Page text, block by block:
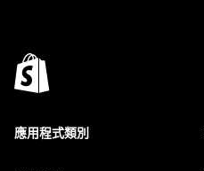
應用程式類別